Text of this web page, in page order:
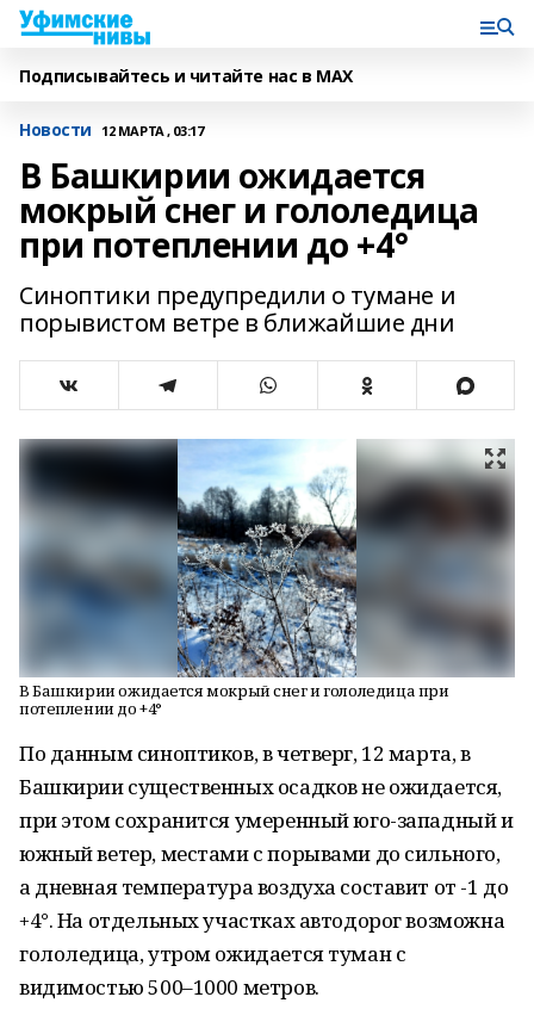
Подписывайтесь и читайте нас в MAX
Новости 12 МАРТА , 03:17
В Башкирии ожидается
мокрый снег и гололедица
при потеплении до +4°
Синоптики предупредили о тумане и
порывистом ветре в ближайшие дни
В Башкирии ожидается мокрый снег и гололедица при
потеплении до +4°
По данным синоптиков, в четверг, 12 марта, в
Башкирии существенных осадков не ожидается,
при этом сохранится умеренный юго-западный и
южный ветер, местами с порывами до сильного,
а дневная температура воздуха составит от -1 до
+4°. На отдельных участках автодорог возможна
гололедица, утром ожидается туман с
видимостью 500–1000 метров.